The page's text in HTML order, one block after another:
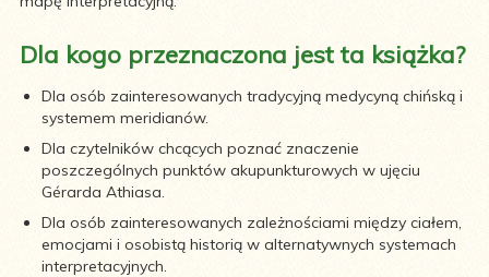
Dla kogo przeznaczona jest ta książka?
Dla osób zainteresowanych tradycyjną medycyną chińską i
systemem meridianów.
Dla czytelników chcących poznać znaczenie
poszczególnych punktów akupunkturowych w ujęciu
Gérarda Athiasa.
Dla osób zainteresowanych zależnościami między ciałem,
emocjami i osobistą historią w alternatywnych systemach
interpretacyjnych.